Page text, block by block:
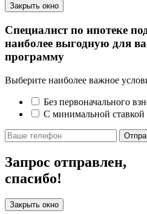
Закрыть окно
Специалист по ипотеке
наиболее выгодную для
программу
Выберите наиболее важное
Без первоначального
С минимальной ставкой
Запрос отправлен,
спасибо!
Закрыть окно